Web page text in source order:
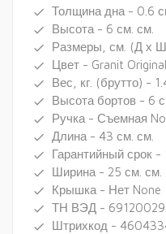
done
Толщина дна - 0.6
done Высота - 6 см. см.
done Размеры, см. (Д х
done Цвет - Granit
done Вес, кг. (брутто) -
done Высота бортов - 6
done Ручка - Съемная
done Длина - 43 см. см.
done Гарантийный срок -
done Ширина - 25 см. см.
done Крышка - Нет None
done ТН ВЭД -
done Штрихкод -